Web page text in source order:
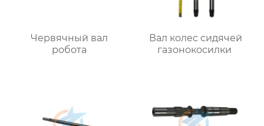
Червячный вал
робота
Вал колес сидячей
газонокосилки